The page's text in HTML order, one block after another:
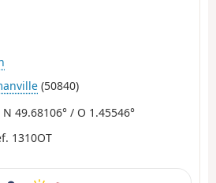
(50840)
N 49.68106° / O 1.45546°
1310OT